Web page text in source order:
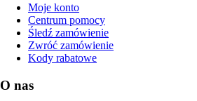
Moje konto
Centrum pomocy
Śledź zamówienie
Zwróć zamówienie
Kody rabatowe
O nas